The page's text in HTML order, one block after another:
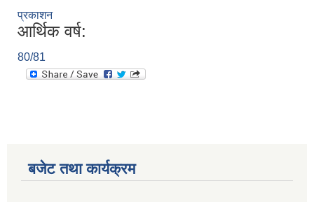
प्रकाशन
आर्थिक वर्ष:
80/81
बजेट तथा कार्यक्रम